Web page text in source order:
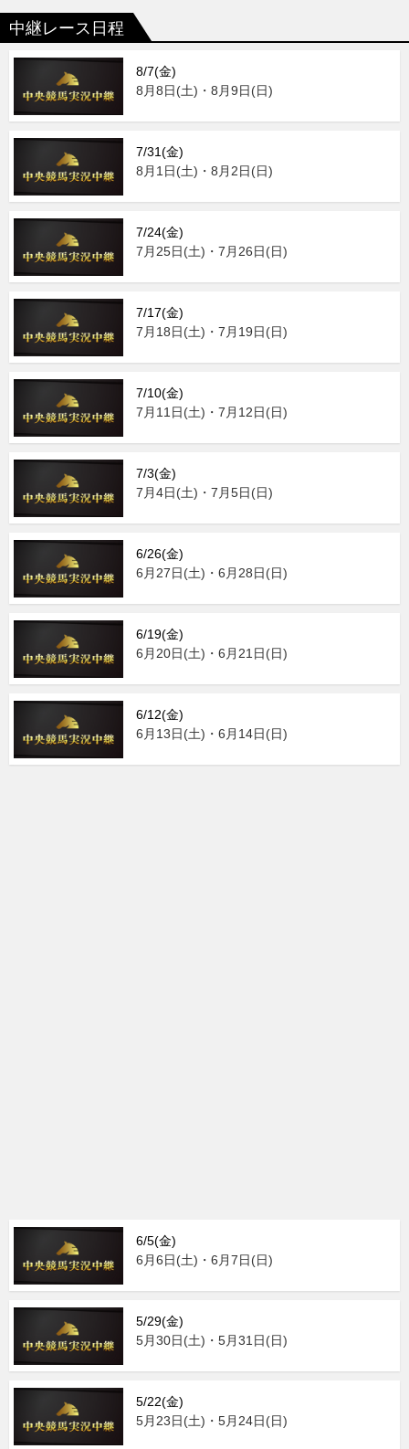
中継レース日程
8/7(金)
8月8日(土)・8月9日(日)
7/31(金)
8月1日(土)・8月2日(日)
7/24(金)
7月25日(土)・7月26日(日)
7/17(金)
7月18日(土)・7月19日(日)
7/10(金)
7月11日(土)・7月12日(日)
7/3(金)
7月4日(土)・7月5日(日)
6/26(金)
6月27日(土)・6月28日(日)
6/19(金)
6月20日(土)・6月21日(日)
6/12(金)
6月13日(土)・6月14日(日)
6/5(金)
6月6日(土)・6月7日(日)
5/29(金)
5月30日(土)・5月31日(日)
5/22(金)
5月23日(土)・5月24日(日)